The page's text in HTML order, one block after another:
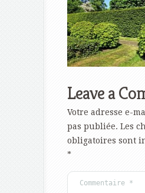
Leave a
Votre adresse e-
pas publiée. Les
obligatoires sont
*